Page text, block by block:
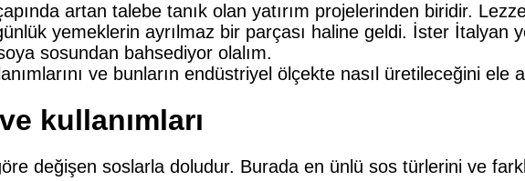
artan talebe tanık olan yatırım projelerinden biridir.
yemeklerin ayrılmaz bir parçası haline geldi. İster
sosundan bahsediyor olalım.
ve bunların endüstriyel ölçekte nasıl üretileceğini ele
kullanımları
değişen soslarla doludur. Burada en ünlü sos türlerini ve